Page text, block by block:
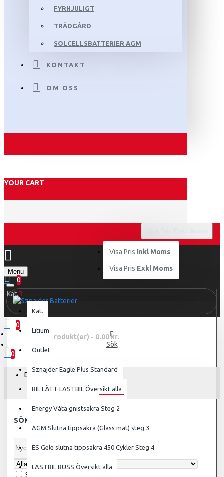
FYRHJULIGT
TRÄDGÅRD
SOLCELLSBATTERIER AGM
KONTAKT
OM OSS
YOUR CART
Visa Pris Inkl Moms
Visa Pris Exkl Moms
Menu
0
0
0 produkt(er) - 0.00 kr.
0
Din varukorg är tom!
Kat.
Kat.
Litium
Outlet
Sznajder Eagle Plus Standard
BIL LÄTT LASTBIL Översikt alla
Energy Våta gnistsäkra Steg 2
AGM Slutna tippsäkra (Glass mat) steg 3
ES Gele slutna tippsäkra 450 Cykler Steg 4
LASTBIL BUSS Översikt alla
Sök
SÖK
SÖK:
Sök i underkategorier